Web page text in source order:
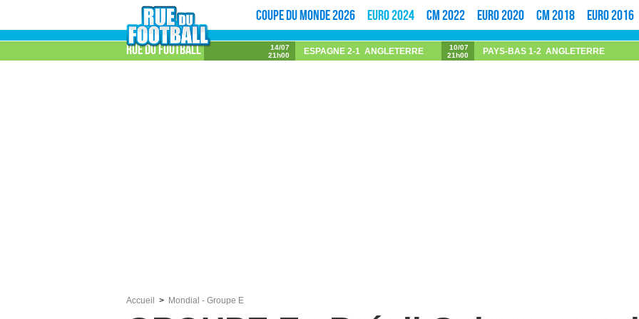
Coupe du monde 2026 Euro 2024 CM 2022 Euro 2020 CM 2018 Euro 2016
Rue du football
14/07
21h00
ESPAGNE 2-1 ANGLETERRE
10/07
21h00
PAYS-BAS 1-2 ANGLETERRE
Accueil Mondial - Groupe E